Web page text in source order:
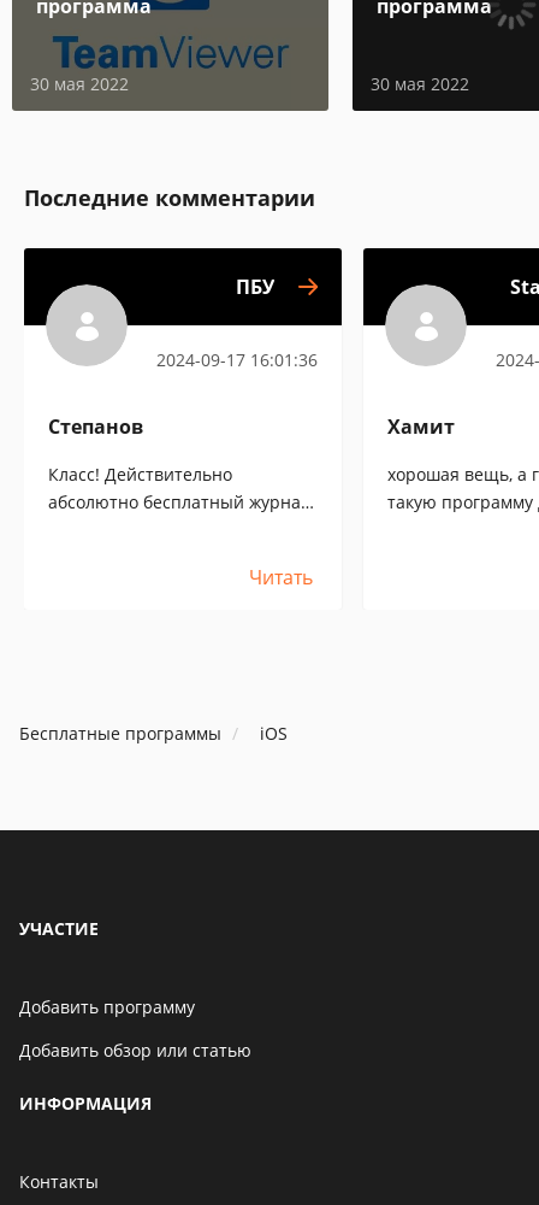
программа
30 мая 2022
программа
30 мая 2022
Последние комментарии
ПБУ
2024-09-17 16:01:36
Степанов
Класс! Действительно
абсолютно бесплатный журнал
спасибо, буду пользоваться.Читать
Хамит
хорошая вещь, а
такую программу
Бесплатные программы iOS
УЧАСТИЕ
Добавить программу
Добавить обзор или статью
ИНФОРМАЦИЯ
Контакты